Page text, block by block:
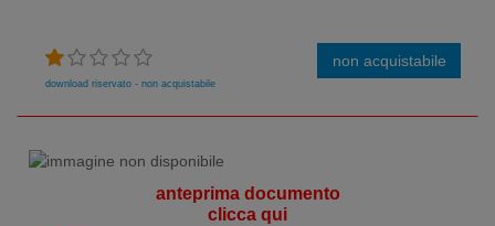
download riservato - non acquistabile
non acquistabile
anteprima documento
clicca qui